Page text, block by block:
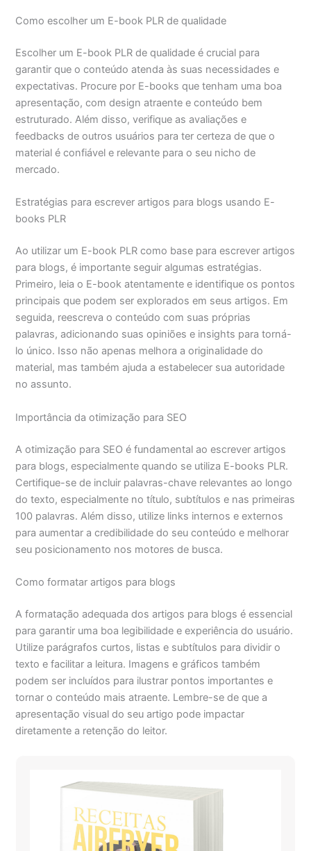
Como escolher um E-book PLR de qualidade
Escolher um E-book PLR de qualidade é crucial para
garantir que o conteúdo atenda às suas necessidades e
expectativas. Procure por E-books que tenham uma boa
apresentação, com design atraente e conteúdo bem
estruturado. Além disso, verifique as avaliações e
feedbacks de outros usuários para ter certeza de que o
material é confiável e relevante para o seu nicho de
mercado.
Estratégias para escrever artigos para blogs usando E-
books PLR
Ao utilizar um E-book PLR como base para escrever artigos
para blogs, é importante seguir algumas estratégias.
Primeiro, leia o E-book atentamente e identifique os pontos
principais que podem ser explorados em seus artigos. Em
seguida, reescreva o conteúdo com suas próprias
palavras, adicionando suas opiniões e insights para torná-
lo único. Isso não apenas melhora a originalidade do
material, mas também ajuda a estabelecer sua autoridade
no assunto.
Importância da otimização para SEO
A otimização para SEO é fundamental ao escrever artigos
para blogs, especialmente quando se utiliza E-books PLR.
Certifique-se de incluir palavras-chave relevantes ao longo
do texto, especialmente no título, subtítulos e nas primeiras
100 palavras. Além disso, utilize links internos e externos
para aumentar a credibilidade do seu conteúdo e melhorar
seu posicionamento nos motores de busca.
Como formatar artigos para blogs
A formatação adequada dos artigos para blogs é essencial
para garantir uma boa legibilidade e experiência do usuário.
Utilize parágrafos curtos, listas e subtítulos para dividir o
texto e facilitar a leitura. Imagens e gráficos também
podem ser incluídos para ilustrar pontos importantes e
tornar o conteúdo mais atraente. Lembre-se de que a
apresentação visual do seu artigo pode impactar
diretamente a retenção do leitor.